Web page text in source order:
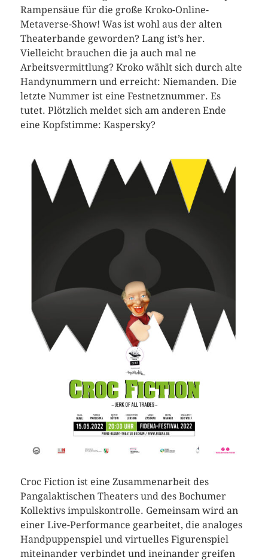
Rampensäue für die große Kroko-Online-
Metaverse-Show! Was ist wohl aus der alten
Theaterbande geworden? Lang ist’s her.
Vielleicht brauchen die ja auch mal ne
Arbeitsvermittlung? Kroko wählt sich durch alte
Handynummern und erreicht: Niemanden. Die
letzte Nummer ist eine Festnetznummer. Es
tutet. Plötzlich meldet sich am anderen Ende
eine Kopfstimme: Kaspersky?
Croc Fiction ist eine Zusammenarbeit des
Pangalaktischen Theaters und des Bochumer
Kollektivs impulskontrolle. Gemeinsam wird an
einer Live-Performance gearbeitet, die analoges
Handpuppenspiel und virtuelles Figurenspiel
miteinander verbindet und ineinander greifen